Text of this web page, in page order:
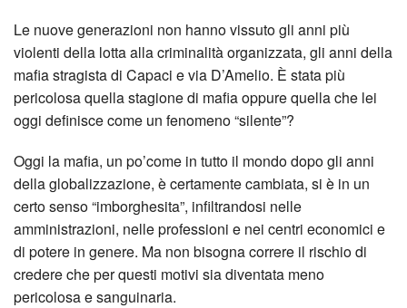
Le nuove generazioni non hanno vissuto gli anni più
violenti della lotta alla criminalità organizzata, gli anni della
mafia stragista di Capaci e via D’Amelio. È stata più
pericolosa quella stagione di mafia oppure quella che lei
oggi definisce come un fenomeno “silente”?
Oggi la mafia, un po’come in tutto il mondo dopo gli anni
della globalizzazione, è certamente cambiata, si è in un
certo senso “imborghesita”, infiltrandosi nelle
amministrazioni, nelle professioni e nei centri economici e
di potere in genere. Ma non bisogna correre il rischio di
credere che per questi motivi sia diventata meno
pericolosa e sanguinaria.